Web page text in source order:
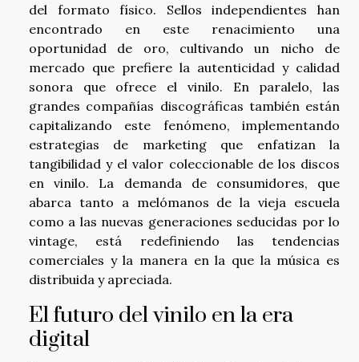
del formato físico. Sellos independientes han
encontrado en este renacimiento una
oportunidad de oro, cultivando un nicho de
mercado que prefiere la autenticidad y calidad
sonora que ofrece el vinilo. En paralelo, las
grandes compañías discográficas también están
capitalizando este fenómeno, implementando
estrategias de marketing que enfatizan la
tangibilidad y el valor coleccionable de los discos
en vinilo. La demanda de consumidores, que
abarca tanto a melómanos de la vieja escuela
como a las nuevas generaciones seducidas por lo
vintage, está redefiniendo las tendencias
comerciales y la manera en la que la música es
distribuida y apreciada.
El futuro del vinilo en la era
digital